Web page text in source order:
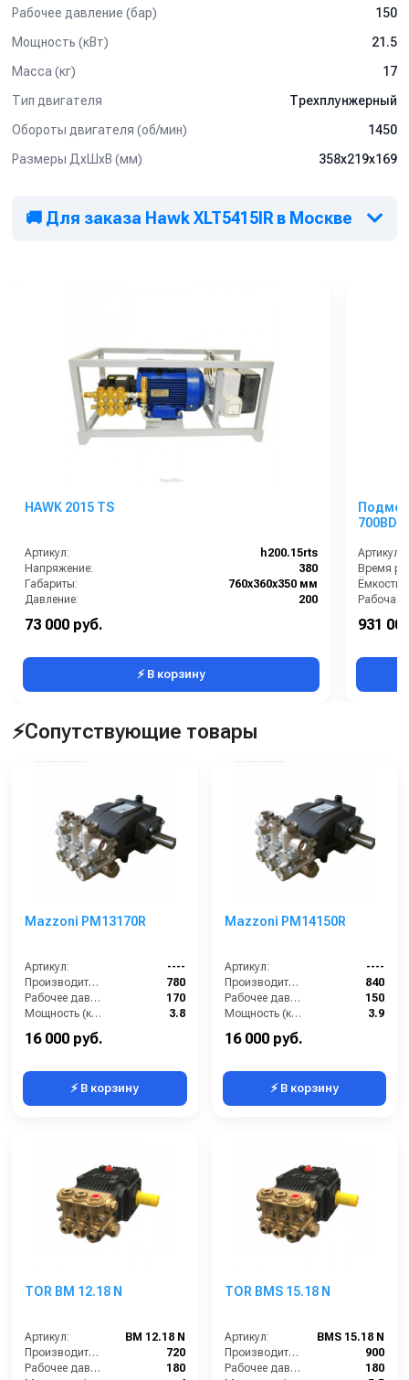
Рабочее давление (бар)
150
Мощность (кВт)
21.5
Масса (кг)
17
Тип двигателя
Трехплунжерный
Обороты двигателя (об/мин)
1450
Размеры ДхШхВ (мм)
358х219х169
🚚 Для заказа Hawk XLT5415IR в Москве
HAWK 2015 TS
Артикул:
h200.15rts
Напряжение:
380
Габариты:
760х360х350 мм
Давление:
200
Класс оборудования:
73 000 руб.
⚡ В корзину
700BD
Артикул:
Время
Ёмкость
Уровень
931
⚡Сопутствующие товары
Mazzoni PM13170R
Артикул:
----
Производительность (л/ч):
780
Рабочее давление (бар):
170
Мощность (кВт):
3.8
16 000 руб.
⚡ В корзину
Mazzoni PM14150R
Артикул:
----
Производительность (л/ч):
840
Рабочее давление (бар):
150
Мощность (кВт):
3.9
16 000 руб.
⚡ В корзину
TOR BM 12.18 N
Артикул:
BM 12.18 N
Производительность (л/ч):
720
Рабочее давление (бар):
180
TOR BMS 15.18 N
Артикул:
BMS 15.18 N
Производительность (л/ч):
900
Рабочее давление (бар):
180